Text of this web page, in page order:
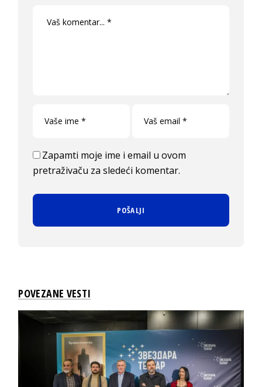
Zapamti moje ime i email u ovom
pretraživaču za sledeći komentar.
POVEZANE VESTI